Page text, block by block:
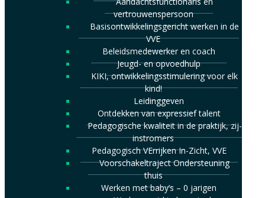
vertrouwenspersoon
Basisontwikkelingsgericht werken in de
VVE
Beleidsmedewerker en coach
Jeugd- en opvoedhulp
KIKI, ontwikkelingsstimulering voor elk
kind!
Leidinggeven
Ontdekken van expressief talent
Pedagogische kwaliteit in de praktijk, zij-
instromers
Pedagogisch VErrijken In-Zicht, VVE
Voorschakeltraject Ondersteuning
thuis
Werken met baby’s – 0 jarigen